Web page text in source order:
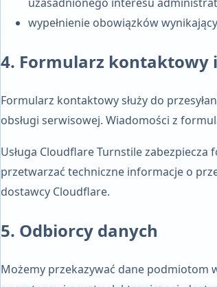
wypełnienie obowiązków
4. Formularz kontaktowy
Formularz kontaktowy służy do
obsługi serwisowej. Wiadomości z
Usługa Cloudflare Turnstile
przetwarzać techniczne informacje o
dostawcy Cloudflare.
5. Odbiorcy danych
Możemy przekazywać dane podmiotom